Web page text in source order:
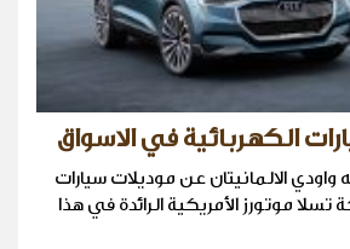
الكهربائية في الاسواق
الالمانيتان عن موديلات سيارات
موتورز الأمريكية الرائدة في هذا